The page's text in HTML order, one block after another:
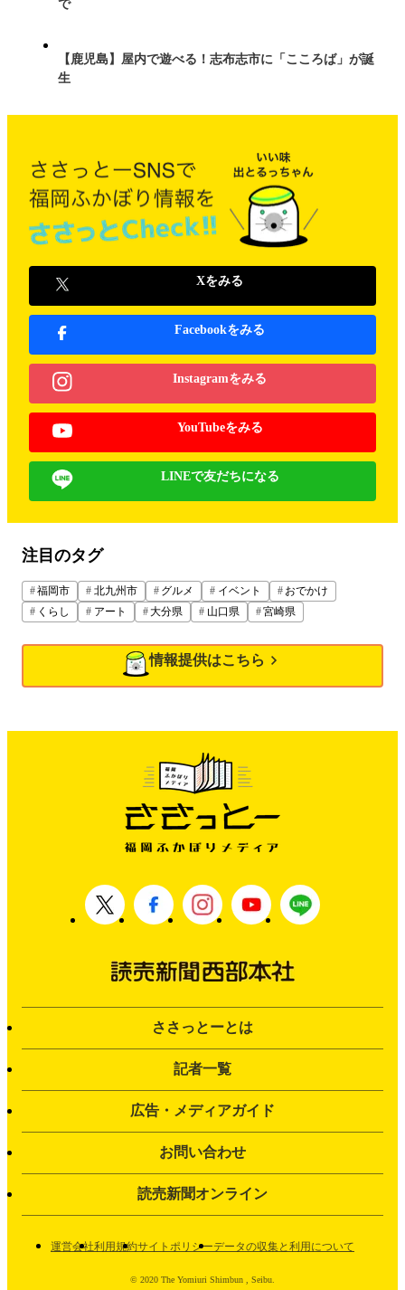
で
【鹿児島】屋内で遊べる！志布志市に「こころば」が誕
生
Xをみる
Facebookをみる
Instagramをみる
YouTubeをみる
LINEで友だちになる
注目のタグ
福岡市 北九州市 グルメ イベント
おでかけ
くらし
アート 大分県 山口県 宮崎県
情報提供はこちら
ささっとーとは
記者一覧
広告・メディアガイド
お問い合わせ
読売新聞オンライン
運営会社利用規約サイトポリシーデータの収集と利用について
© 2020 The Yomiuri Shimbun , Seibu.